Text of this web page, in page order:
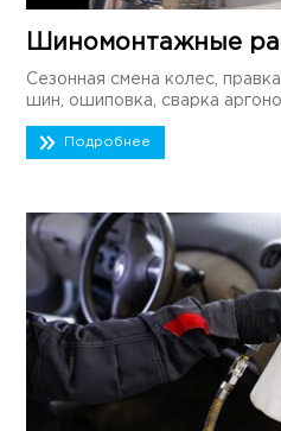
Шиномонтажные
Сезонная смена колес,
шин, ошиповка, сварка
Подробнее